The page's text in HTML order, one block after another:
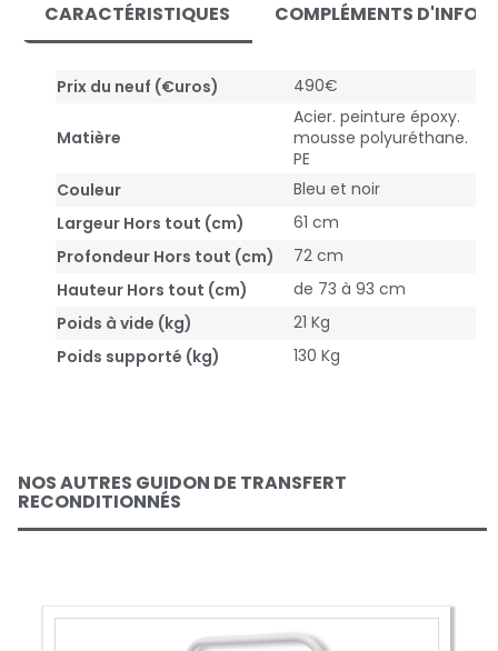
CARACTÉRISTIQUES COMPLÉMENTS
Prix du neuf (€uros) 490€
Matière
Acier. peinture époxy.
mousse polyuréthane.
PE
Couleur
Bleu et noir
Largeur Hors tout (cm)
61 cm
Profondeur Hors tout (cm)
72 cm
Hauteur Hors tout (cm)
de 73 à 93 cm
Poids à vide (kg)
21 Kg
Poids supporté (kg)
130 Kg
NOS AUTRES GUIDON DE TRANSFERT
RECONDITIONNÉS